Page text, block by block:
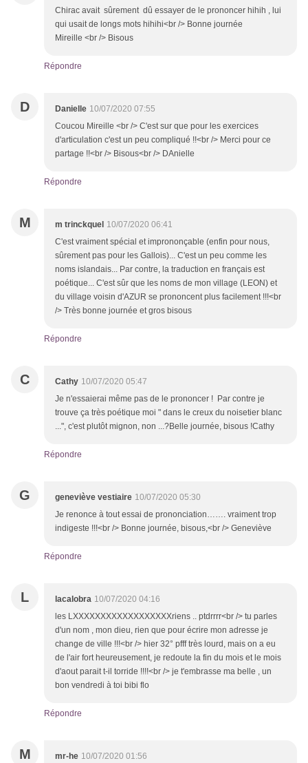
Chirac avait sûrement dû essayer de le prononcer hihih , lui
qui usait de longs mots hihihi<br /> Bonne journée
Mireille <br /> Bisous
Répondre
D Danielle 10/07/2020 07:55
Coucou Mireille <br /> C'est sur que pour les exercices
d'articulation c'est un peu compliqué !!<br /> Merci pour ce
partage !!<br /> Bisous<br /> DAnielle
Répondre
M m trinckquel 10/07/2020 06:41
C'est vraiment spécial et imprononçable (enfin pour nous,
sûrement pas pour les Gallois)... C'est un peu comme les
noms islandais... Par contre, la traduction en français est
poétique... C'est sûr que les noms de mon village (LEON) et
du village voisin d'AZUR se prononcent plus facilement !!!<br
/> Très bonne journée et gros bisous
Répondre
C Cathy 10/07/2020 05:47
Je n'essaierai même pas de le prononcer ! Par contre je
trouve ça très poétique moi " dans le creux du noisetier blanc
...", c'est plutôt mignon, non ...?Belle journée, bisous !Cathy
Répondre
G geneviève vestiaire 10/07/2020 05:30
Je renonce à tout essai de prononciation……. vraiment trop
indigeste !!!<br /> Bonne journée, bisous,<br /> Geneviève
Répondre
L lacalobra 10/07/2020 04:16
les LXXXXXXXXXXXXXXXXXXriens .. ptdrrrr<br /> tu parles
d'un nom , mon dieu, rien que pour écrire mon adresse je
change de ville !!!<br /> hier 32° pfff très lourd, mais on a eu
de l'air fort heureusement, je redoute la fin du mois et le mois
d'aout parait t-il torride !!!!<br /> je t'embrasse ma belle , un
bon vendredi à toi bibi flo
Répondre
M mr-he 10/07/2020 01:56